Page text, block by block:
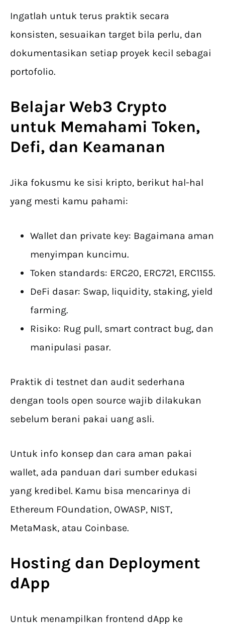
Ingatlah untuk terus praktik secara
konsisten, sesuaikan target bila perlu, dan
dokumentasikan setiap proyek kecil sebagai
portofolio.
Belajar Web3 Crypto
untuk Memahami Token,
Defi, dan Keamanan
Jika fokusmu ke sisi kripto, berikut hal-hal
yang mesti kamu pahami:
Wallet dan private key: Bagaimana aman
menyimpan kuncimu.
Token standards: ERC20, ERC721, ERC1155.
DeFi dasar: Swap, liquidity, staking, yield
farming.
Risiko: Rug pull, smart contract bug, dan
manipulasi pasar.
Praktik di testnet dan audit sederhana
dengan tools open source wajib dilakukan
sebelum berani pakai uang asli.
Untuk info konsep dan cara aman pakai
wallet, ada panduan dari sumber edukasi
yang kredibel. Kamu bisa mencarinya di
Ethereum FOundation, OWASP, NIST,
MetaMask, atau Coinbase.
Hosting dan Deployment
dApp
Untuk menampilkan frontend dApp ke